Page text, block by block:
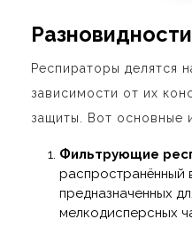
Респираторы делятся
зависимости от их
защиты. Вот основные
Фильтрующие
распространённый
предназначенных
мелкодисперсных